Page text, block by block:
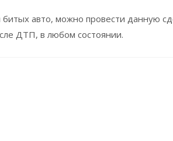
авто, можно провести данную
ДТП, в любом состоянии.